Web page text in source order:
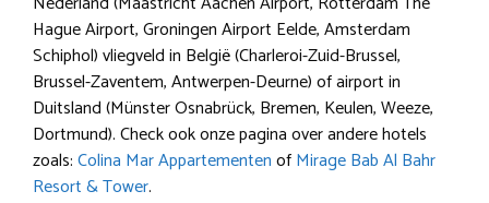
Hague Airport, Groningen Airport Eelde, Amsterdam
Schiphol) vliegveld in België (Charleroi-Zuid-Brussel,
Brussel-Zaventem, Antwerpen-Deurne) of airport in
Duitsland (Münster Osnabrück, Bremen, Keulen, Weeze,
Dortmund). Check ook onze pagina over andere hotels
zoals:Colina Mar AppartementenofMirage Bab Al Bahr
Resort & Tower.